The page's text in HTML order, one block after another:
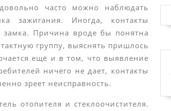
часто можно наблюдать
зажигания. Иногда, контакты
замка. Причина вроде бы понятна
группу, выяснять пришлось
ещё и в том, что выявление
ничего не дает, контакты
зреет неисправность.
отопителя и стеклоочистителя.